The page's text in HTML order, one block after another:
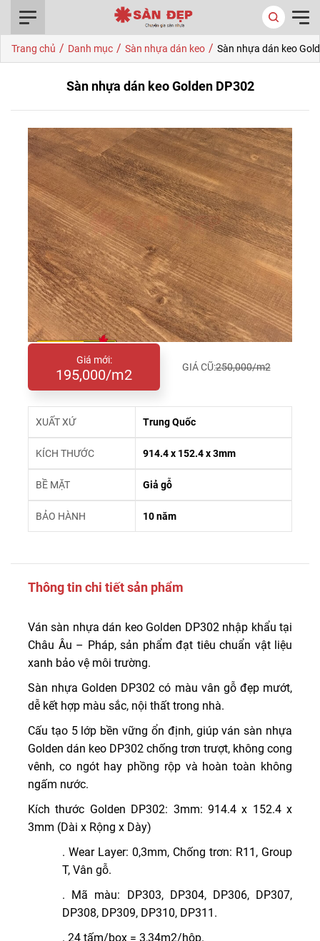
Trang chủ / Danh mục / Sàn nhựa dán keo / Sàn nhựa dán keo
Sàn nhựa dán keo Golden DP302
Giá mới:
195,000/m2 GIÁ CŨ:250,000/m2
XUẤT XỨ Trung Quốc
KÍCH THƯỚC 914.4 x 152.4 x 3mm
BỀ MẶT Giả gỗ
BẢO HÀNH 10 năm
Thông tin chi tiết sản phẩm
Ván sàn nhựa dán keo Golden DP302 nhập khẩu tại
Châu Âu – Pháp, sản phẩm đạt tiêu chuẩn vật liệu
xanh bảo vệ môi trường.
Sàn nhựa Golden DP302 có màu vân gỗ đẹp mướt,
dễ kết hợp màu sắc, nội thất trong nhà.
Cấu tạo 5 lớp bền vững ổn định, giúp ván sàn nhựa
Golden dán keo DP302 chống trơn trượt, không cong
vênh, co ngót hay phồng rộp và hoàn toàn không
ngấm nước.
Kích thước Golden DP302: 3mm: 914.4 x 152.4 x
3mm (Dài x Rộng x Dày)
. Wear Layer: 0,3mm, Chống trơn: R11, Group
T, Vân gỗ.
. Mã màu: DP303, DP304, DP306, DP307,
DP308, DP309, DP310, DP311.
. 24 tấm/box = 3,34m2/hộp.